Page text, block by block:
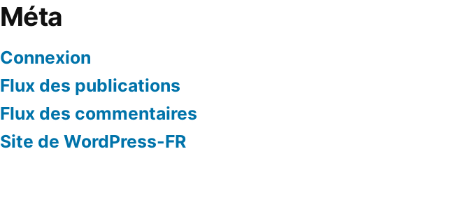
Méta
Connexion
Flux des publications
Flux des commentaires
Site de WordPress-FR